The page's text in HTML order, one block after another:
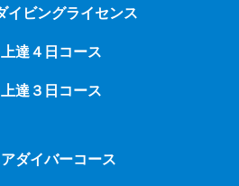
イビングライセンス
達４日コース
達３日コース
ダイバーコース